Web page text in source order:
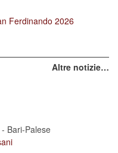
Ferdinando 2026
Altre notizie…
Bari-Palese